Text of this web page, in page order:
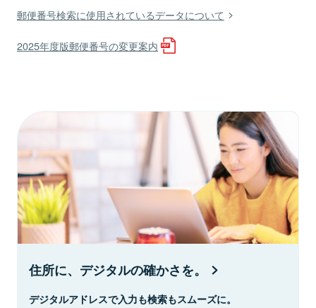
郵便番号検索に使用されているデータについて
2025年度版郵便番号の変更案内
住所に、デジタルの確かさを。
デジタルアドレスで入力も検索もスムーズに。